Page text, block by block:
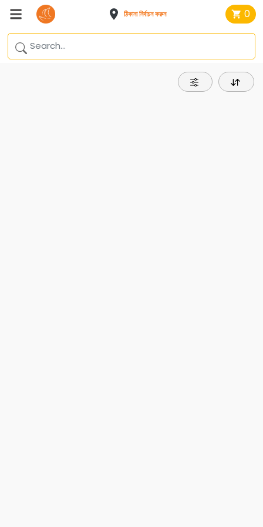
ঠিকানা নির্বাচন করুন 0